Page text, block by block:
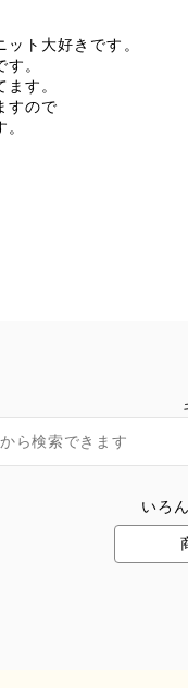
ト大好きです。
。
す。
すので
いろ